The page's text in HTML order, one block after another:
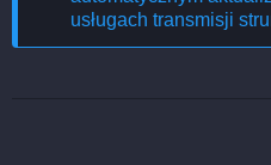
usługach transmisji